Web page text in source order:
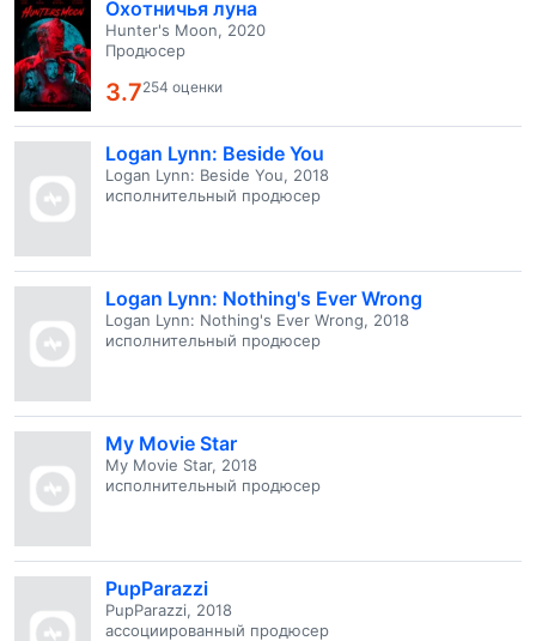
Охотничья луна
Hunter's Moon, 2020
Продюсер
3.7254 оценки
Logan Lynn: Beside You
Logan Lynn: Beside You, 2018
исполнительный продюсер
Logan Lynn: Nothing's Ever Wrong
Logan Lynn: Nothing's Ever Wrong, 2018
исполнительный продюсер
My Movie Star
My Movie Star, 2018
исполнительный продюсер
PupParazzi
PupParazzi, 2018
ассоциированный продюсер